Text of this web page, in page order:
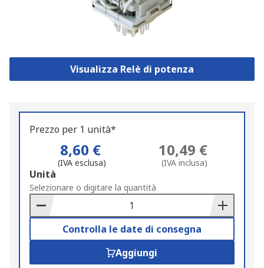
Visualizza Relè di potenza
Prezzo per 1 unità*
8,60 €
(IVA esclusa)
10,49 €
(IVA inclusa)
Add
to
Basket
Unità
Selezionare o digitare la quantità
Controlla le date di consegna
Aggiungi